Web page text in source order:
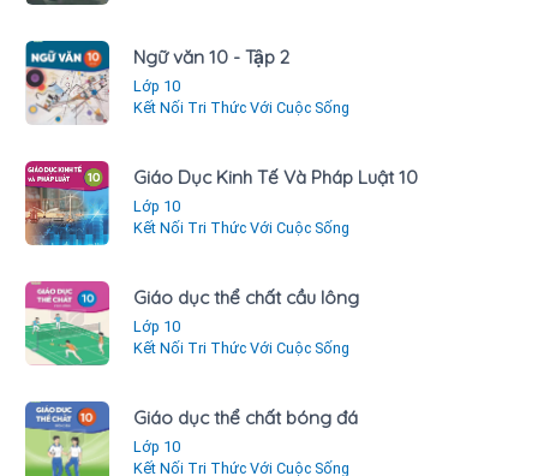
Ngữ văn 10 - Tập 2
Lớp 10
Kết Nối Tri Thức Với Cuộc Sống
Giáo Dục Kinh Tế Và Pháp Luật 10
Lớp 10
Kết Nối Tri Thức Với Cuộc Sống
Giáo dục thể chất cầu lông
Lớp 10
Kết Nối Tri Thức Với Cuộc Sống
Giáo dục thể chất bóng đá
Lớp 10
Kết Nối Tri Thức Với Cuộc Sống